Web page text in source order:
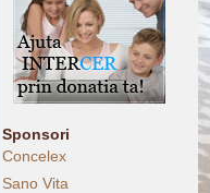
Sponsori
Concelex
Sano Vita